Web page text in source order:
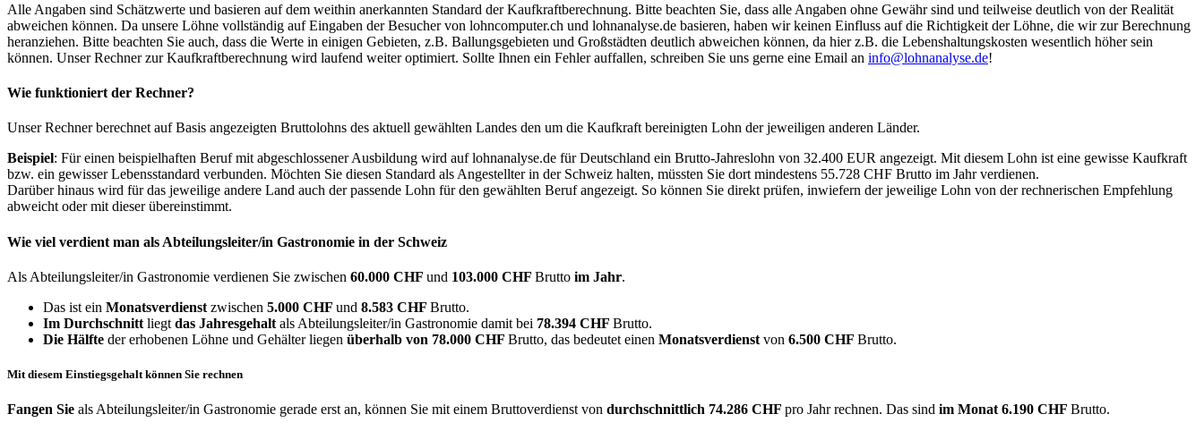
Alle Angaben sind Schätzwerte und basieren auf dem weithin anerkannten Standard der Kaufkraftberechnung. Bitte beachten Sie, dass alle Angaben ohne Gewähr sind und teilweise deutlich von der Realität
abweichen können. Da unsere Löhne vollständig auf Eingaben der Besucher von lohncomputer.ch und lohnanalyse.de basieren, haben wir keinen Einfluss auf die Richtigkeit der Löhne, die wir zur Berechnung
heranziehen. Bitte beachten Sie auch, dass die Werte in einigen Gebieten, z.B. Ballungsgebieten und Großstädten deutlich abweichen können, da hier z.B. die Lebenshaltungskosten wesentlich höher sein
können. Unser Rechner zur Kaufkraftberechnung wird laufend weiter optimiert. Sollte Ihnen ein Fehler auffallen, schreiben Sie uns gerne eine Email an info@lohnanalyse.de!
Wie funktioniert der Rechner?
Unser Rechner berechnet auf Basis angezeigten Bruttolohns des aktuell gewählten Landes den um die Kaufkraft bereinigten Lohn der jeweiligen anderen Länder.
Beispiel: Für einen beispielhaften Beruf mit abgeschlossener Ausbildung wird auf lohnanalyse.de für Deutschland ein Brutto-Jahreslohn von 32.400 EUR angezeigt. Mit diesem Lohn ist eine gewisse Kaufkraft
bzw. ein gewisser Lebensstandard verbunden. Möchten Sie diesen Standard als Angestellter in der Schweiz halten, müssten Sie dort mindestens 55.728 CHF Brutto im Jahr verdienen.
Darüber hinaus wird für das jeweilige andere Land auch der passende Lohn für den gewählten Beruf angezeigt. So können Sie direkt prüfen, inwiefern der jeweilige Lohn von der rechnerischen Empfehlung
abweicht oder mit dieser übereinstimmt.
Wie viel verdient man als Abteilungsleiter/in Gastronomie in der Schweiz
Als Abteilungsleiter/in Gastronomie verdienen Sie zwischen 60.000 CHF und 103.000 CHF Brutto im Jahr.
Das ist ein Monatsverdienst zwischen 5.000 CHF und 8.583 CHF Brutto.
Im Durchschnitt liegt das Jahresgehalt als Abteilungsleiter/in Gastronomie damit bei 78.394 CHF Brutto.
Die Hälfte der erhobenen Löhne und Gehälter liegen überhalb von 78.000 CHF Brutto, das bedeutet einen Monatsverdienst von 6.500 CHF Brutto.
Mit diesem Einstiegsgehalt können Sie rechnen
Fangen Sie als Abteilungsleiter/in Gastronomie gerade erst an, können Sie mit einem Bruttoverdienst von durchschnittlich 74.286 CHF pro Jahr rechnen. Das sind im Monat 6.190 CHF Brutto.